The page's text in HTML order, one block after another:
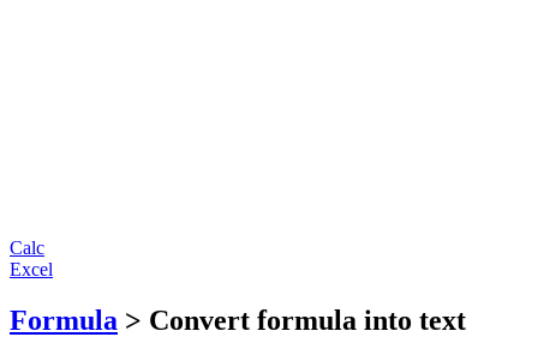
Calc
Excel
Formula > Convert formula into text